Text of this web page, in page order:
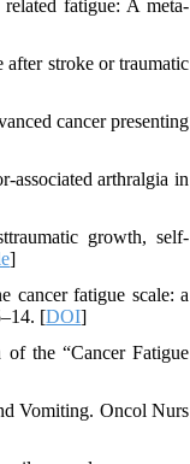
fatigue: A meta-
stroke or traumatic
cancer presenting
arthralgia in
growth, self-
]
fatigue scale: a
[DOI]
the “Cancer Fatigue
Vomiting. Oncol Nurs